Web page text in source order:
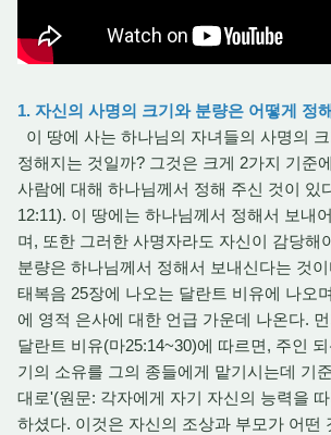
1. 자신의 사명의 크기와 분량은 어떻게 정
이 땅에 사는 하나님의 자녀들의 사명의
정해지는 것일까? 그것은 크게 2가지 기준
사람에 대해 하나님께서 정해 주신 것이 있
12:11). 이 땅에는 하나님께서 정해서 보내
며, 또한 그러한 사명자라도 자신이 감당해
분량은 하나님께서 정해서 보내신다는 것
태복음 25장에 나오는 달란트 비유에 나오
에 영적 은사에 대한 언급 가운데 나온다.
달란트 비유(마25:14~30)에 따르면, 주인
기의 소유를 그의 종들에게 맡기시는데 기
대로'(원문: 각자에게 자기 자신의 능력을
하셨다. 이것은 자신의 조상과 부모가 어떤